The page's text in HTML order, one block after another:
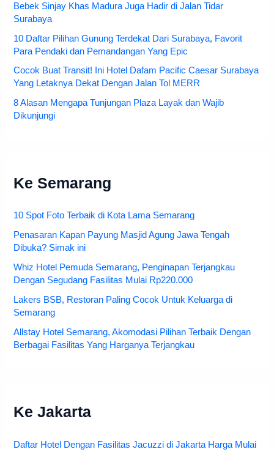
Bebek Sinjay Khas Madura Juga Hadir di Jalan Tidar
Surabaya
10 Daftar Pilihan Gunung Terdekat Dari Surabaya, Favorit
Para Pendaki dan Pemandangan Yang Epic
Cocok Buat Transit! Ini Hotel Dafam Pacific Caesar Surabaya
Yang Letaknya Dekat Dengan Jalan Tol MERR
8 Alasan Mengapa Tunjungan Plaza Layak dan Wajib
Dikunjungi
Ke Semarang
10 Spot Foto Terbaik di Kota Lama Semarang
Penasaran Kapan Payung Masjid Agung Jawa Tengah
Dibuka? Simak ini
Whiz Hotel Pemuda Semarang, Penginapan Terjangkau
Dengan Segudang Fasilitas Mulai Rp220.000
Lakers BSB, Restoran Paling Cocok Untuk Keluarga di
Semarang
Allstay Hotel Semarang, Akomodasi Pilihan Terbaik Dengan
Berbagai Fasilitas Yang Harganya Terjangkau
Ke Jakarta
Daftar Hotel Dengan Fasilitas Jacuzzi di Jakarta Harga Mulai